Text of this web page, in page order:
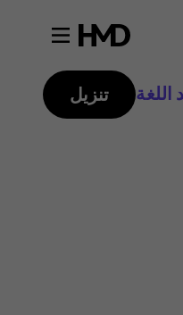
اللغة تنزيل